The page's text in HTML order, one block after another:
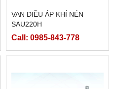
VAN ĐIỀU ÁP KHÍ NÉN
SAU220H
Call: 0985-843-778